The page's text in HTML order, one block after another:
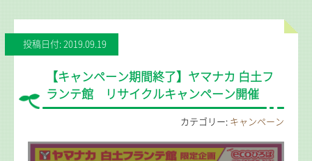
投稿日付: 2019.09.19
【キャンペーン期間終了】ヤマナカ 白土フ
ランテ館 リサイクルキャンペーン開催
カテゴリー: キャンペーン